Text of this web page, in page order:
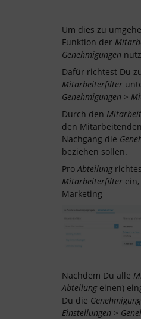
Um dies zu
Funktion der
Genehmigungen
Dafür richtest Du
Mitarbeiterfilter
Genehmigungen >
Durch den
den
Nachgang die
beziehen sollen.
ProAbteilung
Mitarbeiterfilter
Marketing
Nachdem Du alle
Abteilung einen)
Du die
Einstellungen >